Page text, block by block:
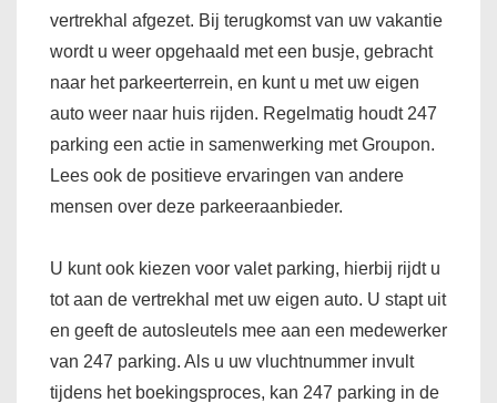
vertrekhal afgezet. Bij terugkomst van uw vakantie
wordt u weer opgehaald met een busje, gebracht
naar het parkeerterrein, en kunt u met uw eigen
auto weer naar huis rijden. Regelmatig houdt 247
parking een actie in samenwerking met Groupon.
Lees ook de positieve ervaringen van andere
mensen over deze parkeeraanbieder.
U kunt ook kiezen voor valet parking, hierbij rijdt u
tot aan de vertrekhal met uw eigen auto. U stapt uit
en geeft de autosleutels mee aan een medewerker
van 247 parking. Als u uw vluchtnummer invult
tijdens het boekingsproces, kan 247 parking in de